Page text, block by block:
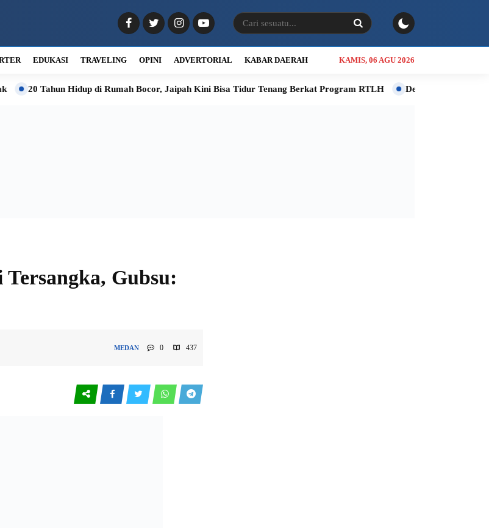
EDUKASI TRAVELING OPINI ADVERTORIAL KABAR DAERAH KAMIS, 06 AGU 2026
20 Tahun Hidup di Rumah Bocor, Jaipah Kini Bisa Tidur Tenang Berkat Program RTLH Dewan Apresiasi Gubsu
Gubsu:
MEDAN 0 437